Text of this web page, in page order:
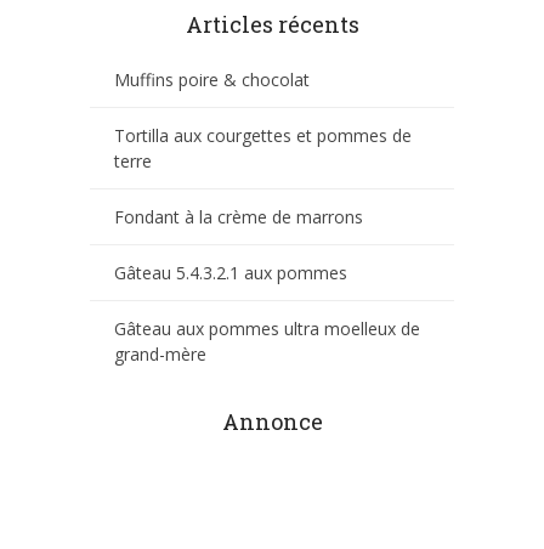
Articles récents
Muffins poire & chocolat
Tortilla aux courgettes et pommes de
terre
Fondant à la crème de marrons
Gâteau 5.4.3.2.1 aux pommes
Gâteau aux pommes ultra moelleux de
grand-mère
Annonce